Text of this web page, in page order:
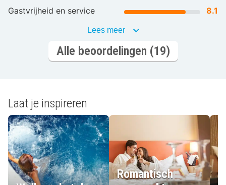
Gastvrijheid en service
8.1
Lees meer
Alle beoordelingen (19)
Laat je inspireren
Romantisch